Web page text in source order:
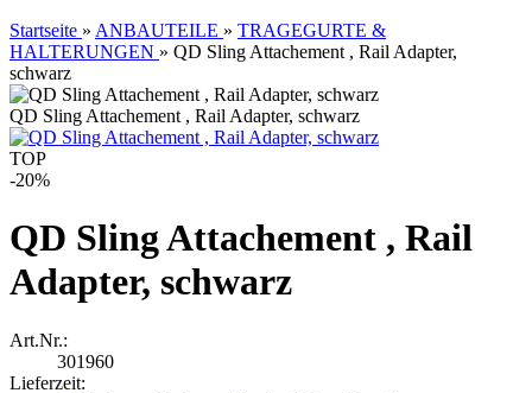
Startseite » ANBAUTEILE » TRAGEGURTE &
HALTERUNGEN » QD Sling Attachement , Rail Adapter,
schwarz
QD Sling Attachement , Rail Adapter, schwarz
TOP
-20%
QD Sling Attachement , Rail
Adapter, schwarz
Art.Nr.:
301960
Lieferzeit: